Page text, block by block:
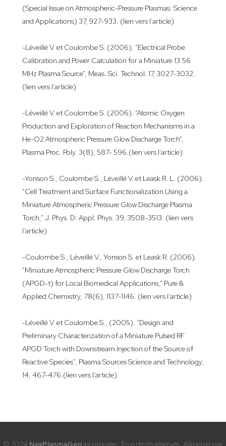
(Special Issue on Atmospheric-Pressure Plasmas: Science
and Applications) 37, 927-933. (lien vers l’article)
-Léveillé V. et Coulombe S. (2006). “Electrical Probe
Calibration and Power Calculation for a Miniature 13.56
MHz Plasma Source”, Meas. Sci. Technol. 17, 3027-3032.
(lien vers l’article)
-Léveillé V. et Coulombe S. (2006). “Atomic Oxygen
Production and Exploration of Reaction Mechanisms in a
He-O2 Atmospheric Pressure Glow Discharge Torch”,
Plasma Proc. Poly. 3(8), 587- 596.(lien vers l’article)
-Yonson S., Coulombe S., Léveillé V. et Leask R. L. (2006).
“Cell Treatment and Surface Functionalization Using a
Miniature Atmospheric Pressure Glow Discharge Plasma
Torch,” J. Phys. D: Appl. Phys. 39, 3508-3513. (lien vers
l’article)
-Coulombe S., Léveillé V., Yonson S. et Leask R. (2006).
“Miniature Atmospheric Pressure Glow Discharge Torch
(APGD-t) for Local Biomedical Applications,” Pure &
Applied Chemistry, 78(6), 1137-1146. (lien vers l’article)
-Léveillé V. et Coulombe S., (2005). “Design and
Preliminary Characterization of a Miniature Pulsed RF
APGD Torch with Downstream Injection of the Source of
Reactive Species”, Plasma Sources Science and Technology,
14, 467-476.(lien vers l’article)
© 2024 NexPlasmaGen incorporée. Tous droits réservés. Alimenté par